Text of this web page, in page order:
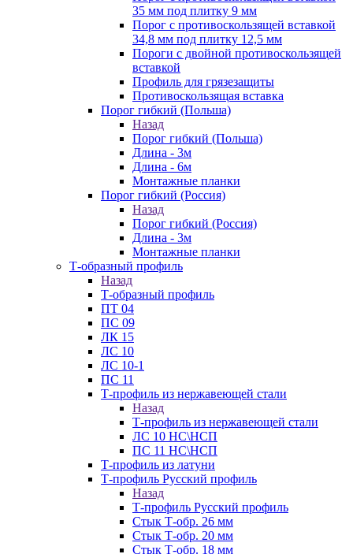
35 мм под плитку 9 мм
Порог с противоскользящей вставкой
34,8 мм под плитку 12,5 мм
Пороги с двойной противоскользящей
вставкой
Профиль для грязезащиты
Противоскользящая вставка
Порог гибкий (Польша)
Назад
Порог гибкий (Польша)
Длина - 3м
Длина - 6м
Монтажные планки
Порог гибкий (Россия)
Назад
Порог гибкий (Россия)
Длина - 3м
Монтажные планки
Т-образный профиль
Назад
Т-образный профиль
ПТ 04
ПС 09
ЛК 15
ЛС 10
ЛС 10-1
ПС 11
Т-профиль из нержавеющей стали
Назад
Т-профиль из нержавеющей стали
ЛС 10 НС\НСП
ПС 11 НС\НСП
Т-профиль из латуни
Т-профиль Русский профиль
Назад
Т-профиль Русский профиль
Стык Т-обр. 26 мм
Стык Т-обр. 20 мм
Стык Т-обр. 18 мм